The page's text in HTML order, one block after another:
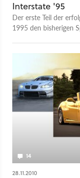
Interstate '95
Der erste Teil der
1995 den bisherigen
14
28.11.2010